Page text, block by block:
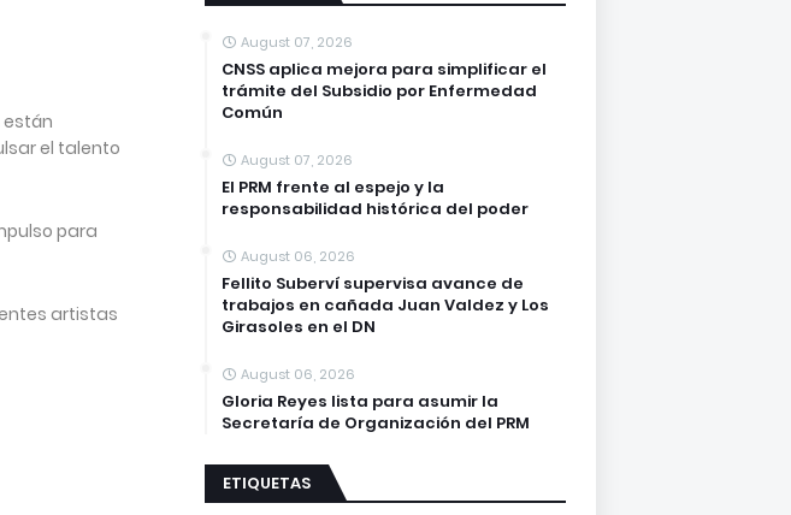
están
el talento
para
artistas
August 07, 2026
CNSS aplica mejora para simplificar el
trámite del Subsidio por Enfermedad
Común
August 07, 2026
El PRM frente al espejo y la
responsabilidad histórica del poder
August 06, 2026
Fellito Suberví supervisa avance de
trabajos en cañada Juan Valdez y Los
Girasoles en el DN
August 06, 2026
Gloria Reyes lista para asumir la
Secretaría de Organización del PRM
ETIQUETAS